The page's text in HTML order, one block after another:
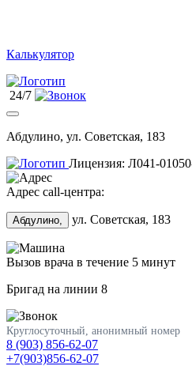
Калькулятор
24/7
Абдулино, ул. Советская, 183
Лицензия: Л041-
Адрес call-центра:
Абдулино, ул. Советская, 183
Вызов врача в течение 5 минут
Бригад на линии 8
Круглосуточный, анонимный номер
8 (903) 856-62-07
+7(903)856-62-07